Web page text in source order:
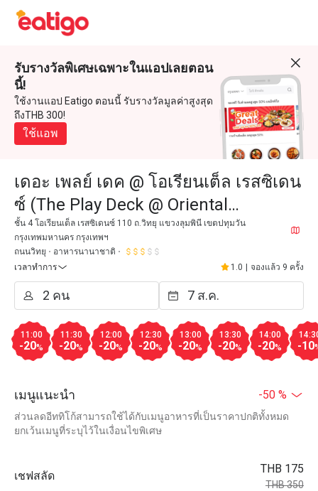
รับรางวัลพิเศษเฉพาะในแอปเลยตอน
นี้!
ใช้งานแอป Eatigo ตอนนี้ รับรางวัลมูลค่าสูงสุด
ถึงTHB 300!
ใช้แอพ
เดอะ เพลย์ เดค @ โอเรียนเต็ล เรสซิเดน
ซ์ (The Play Deck @ Oriental
Residence )
ชั้น 4 โอเรียนเต็ล เรสซิเดนซ์ 110 ถ.วิทยุ แขวงลุมพินี เขตปทุมวัน
กรุงเทพมหานคร กรุงเทพฯ
ถนนวิทยุ
อาหารนานาชาติ
เวลาทำการ
1.0 จองแล้ว 9 ครั้ง
11:00
-20%
11:30
-20%
12:00
-20%
12:30
-20%
13:00
-20%
13:30
-20%
14:00
-20% -10
เมนูแนะนำ -50 %
ส่วนลดอีททิโก้สามารถใช้ได้กับเมนูอาหารที่เป็นราคาปกติทั้งหมด
ยกเว้นเมนูที่ระบุไว้ในเงื่อนไขพิเศษ
เชฟสลัด
THB 175
THB 350